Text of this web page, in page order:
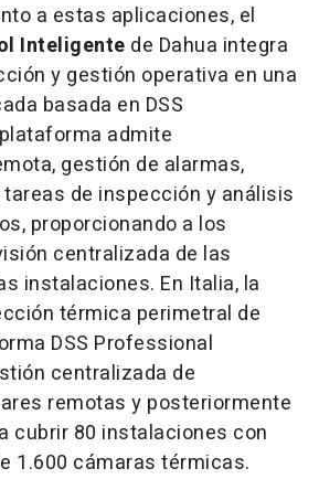
a estas aplicaciones, el
Inteligente de Dahua integra
y gestión operativa en una
basada en DSS
admite
gestión de alarmas,
de inspección y análisis
proporcionando a los
centralizada de las
instalaciones. En Italia, la
térmica perimetral de
DSS Professional
centralizada de
remotas y posteriormente
cubrir 80 instalaciones con
1.600 cámaras térmicas.